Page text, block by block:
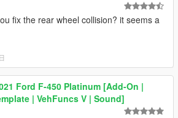
fix the rear wheel collision? it seems a
Ford F-450 Platinum [Add-On |
| VehFuncs V | Sound]